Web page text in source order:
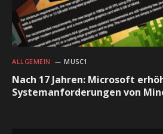
ALLGEMEIN MUSC1
Nach 17 Jahren: Microsoft
Systemanforderungen von